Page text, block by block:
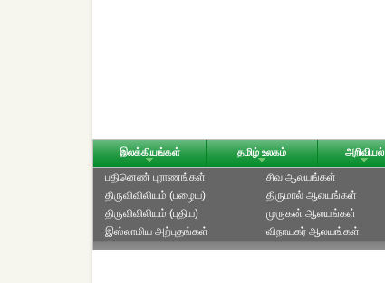
இலக்கியங்கள் தமிழ் உலகம் அறிவியல்
பதினெண் புராணங்கள்
திருவிவிலியம் (பழைய)
திருவிவிலியம் (புதிய)
இஸ்லாமிய அற்புதங்கள்
சிவ ஆலயங்கள்
திருமால் ஆலயங்கள்
முருகன் ஆலயங்கள்
விநாயகர் ஆலயங்கள்